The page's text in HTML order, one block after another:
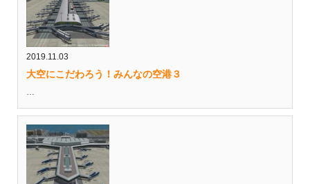
2019.11.03
大空にこだわろう！みんなの空港３